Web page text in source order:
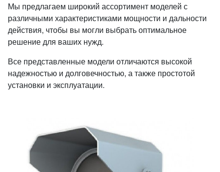
Мы предлагаем широкий ассортимент моделей с
различными характеристиками мощности и дальности
действия, чтобы вы могли выбрать оптимальное
решение для ваших нужд.
Все представленные модели отличаются высокой
надежностью и долговечностью, а также простотой
установки и эксплуатации.